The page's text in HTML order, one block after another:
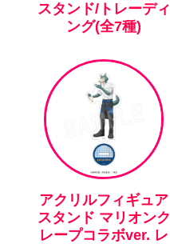
スタンド/トレーディ
ング(全7種)
アクリルフィギュア
スタンド マリオンク
レープコラボver. レ